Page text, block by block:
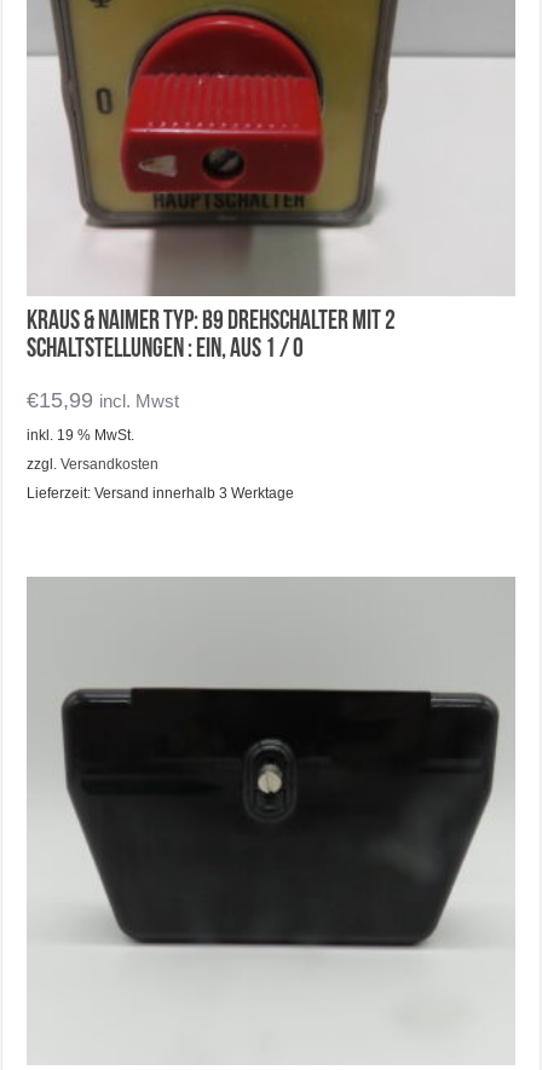
Kraus & Naimer Typ: B9 Drehschalter mit 2
Schaltstellungen : Ein, Aus 1 / 0
€15,99 incl. Mwst
inkl. 19 % MwSt.
zzgl.Versandkosten
Lieferzeit:Versand innerhalb 3 Werktage